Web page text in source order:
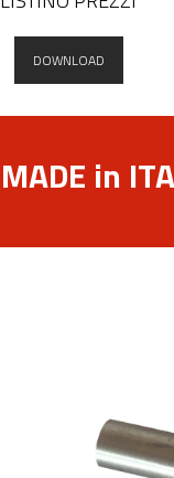
DOWNLOAD
MADE in